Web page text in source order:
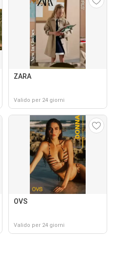
ZARA
Valido per 24 giorni
OVS
Valido per 24 giorni